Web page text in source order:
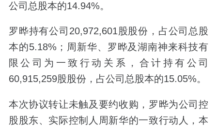
公司总股本的14.94%。
罗晔持有公司20,972,601股股份，占公司总股
本的5.18%；周新华、罗晔及湖南神来科技有
限公司为一致行动关系，合计持有公司
60,915,259股股份，占公司总股本的15.05%。
本次协议转让未触及要约收购，罗晔为公司控
股股东、实际控制人周新华的一致行动人，本